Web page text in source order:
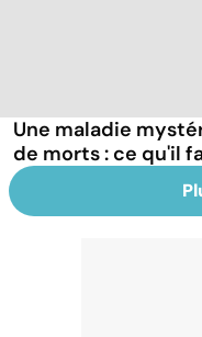
Une maladie
de morts : ce qu'il